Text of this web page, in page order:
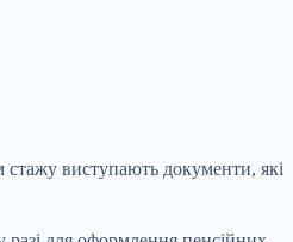
стажу виступають документи, які